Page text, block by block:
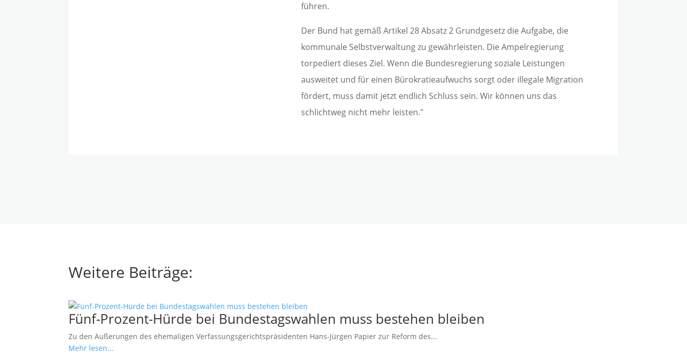
führen.
Der Bund hat gemäß Artikel 28 Absatz 2 Grundgesetz die Aufgabe, die
kommunale Selbstverwaltung zu gewährleisten. Die Ampelregierung
torpediert dieses Ziel. Wenn die Bundesregierung soziale Leistungen
ausweitet und für einen Bürokratieaufwuchs sorgt oder illegale Migration
fördert, muss damit jetzt endlich Schluss sein. Wir können uns das
schlichtweg nicht mehr leisten."
Weitere Beiträge:
Fünf-Prozent-Hürde bei Bundestagswahlen muss bestehen bleiben
Zu den Äußerungen des ehemaligen Verfassungsgerichtspräsidenten Hans-Jürgen Papier zur Reform des...
Mehr lesen...